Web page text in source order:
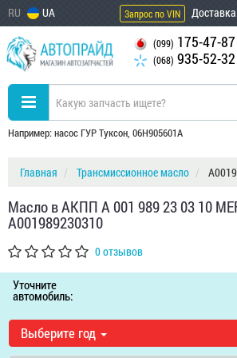
RU UA Запрос по VIN Доставка
(099) 175-47-87
(068) 935-52-32
Например: насос ГУР Туксон, 06H905601A
Главная Трансмиссионное масло
Масло в АКПП A 001 989 23 03 10
A001989230310
0 отзывов
Уточните
автомобиль:
Выберите год